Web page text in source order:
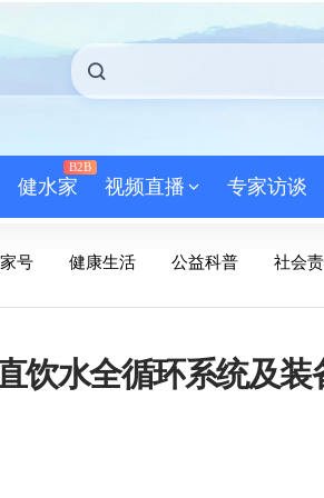
健水家
B2B
视频直播 专家访谈
号 健康生活 公益科普 社会
饮水全循环系统及装